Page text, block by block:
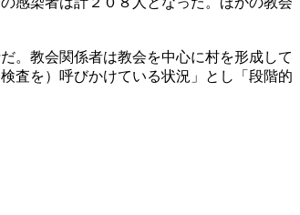
。教会関係者は教会を中心に村を形成して
査を）呼びかけている状況」とし「段階的